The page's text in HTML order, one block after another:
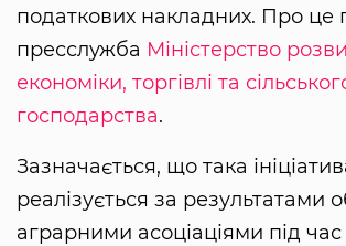
податкових накладних. Про це
пресслужба Міністерство
економіки, торгівлі та
господарства.
Зазначається, що така
реалізується за результатами
аграрними асоціаціями під час